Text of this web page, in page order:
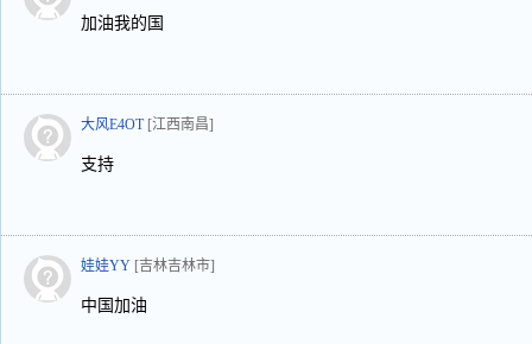
加油我的国
大风E4OT [江西南昌]
支持
娃娃YY [吉林吉林市]
中国加油